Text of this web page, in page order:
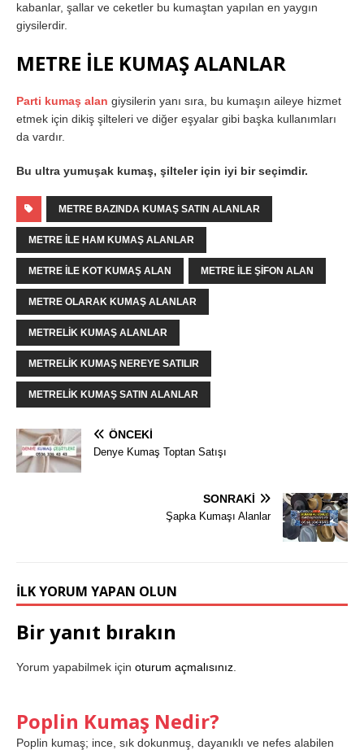
kabanlar, şallar ve ceketler bu kumaştan yapılan en yaygın
giysilerdir.
METRE İLE KUMAŞ ALANLAR
Parti kumaş alan giysilerin yanı sıra, bu kumaşın aileye hizmet
etmek için dikiş şilteleri ve diğer eşyalar gibi başka kullanımları
da vardır.
Bu ultra yumuşak kumaş, şilteler için iyi bir seçimdir.
METRE BAZINDA KUMAŞ SATIN ALANLAR
METRE ILE HAM KUMAŞ ALANLAR
METRE ILE KOT KUMAŞ ALAN METRE ILE ŞIFON ALAN
METRE OLARAK KUMAŞ ALANLAR
METRELIK KUMAŞ ALANLAR
METRELIK KUMAŞ NEREYE SATILIR
METRELIK KUMAŞ SATIN ALANLAR
ÖNCEKI
Denye Kumaş Toptan Satışı
SONRAKI
Şapka Kumaşı Alanlar
İLK YORUM YAPAN OLUN
Bir yanıt bırakın
Yorum yapabilmek için oturum açmalısınız
Poplin Kumaş Nedir?
Poplin kumaş; ince, sık dokunmuş, dayanıklı ve nefes alabilen